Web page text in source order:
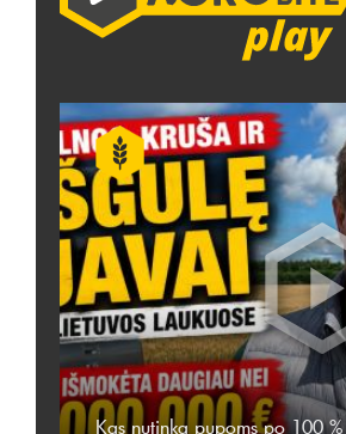
Kas nutinka pupoms po 100